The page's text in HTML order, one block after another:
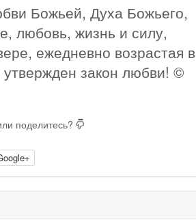
Божьей, Духа Божьего,
любовь, жизнь и силу,
ежедневно возрастая в
утвержден закон любви! ©
поделитесь?